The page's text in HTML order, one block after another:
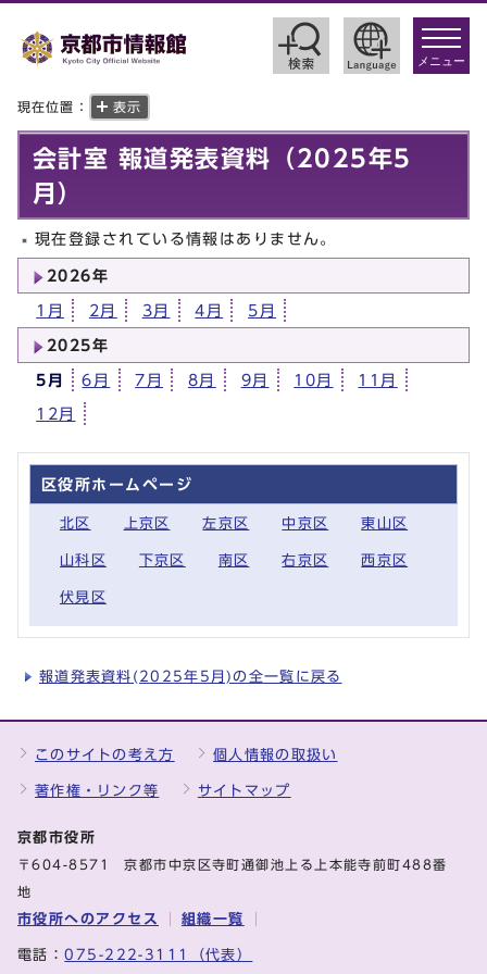
toggle
メニュー
現在位置： 表示
会計室 報道発表資料（2025年5
月）
現在登録されている情報はありません。
2026年
1月 2月 3月 4月 5月
2025年
5月 6月 7月 8月 9月 10月 11月
12月
区役所ホームページ
北区 上京区 左京区 中京区 東山区
山科区 下京区 南区 右京区 西京区
伏見区
報道発表資料(2025年5月)の全一覧に戻る
このサイトの考え方 個人情報の取扱い
著作権・リンク等 サイトマップ
京都市役所
〒604-8571 京都市中京区寺町通御池上る上本能寺前町488番
地
市役所へのアクセス 組織一覧
電話：075-222-3111（代表）